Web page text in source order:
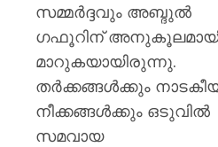
സമ്മർദ്ദവും അബ്ദുൽ
ഗഫൂറിന്
മാറുകയായിരുന്നു.
തർക്കങ്ങൾക്കും
നീക്കങ്ങൾക്കും ഒടുവിൽ
സമവായ